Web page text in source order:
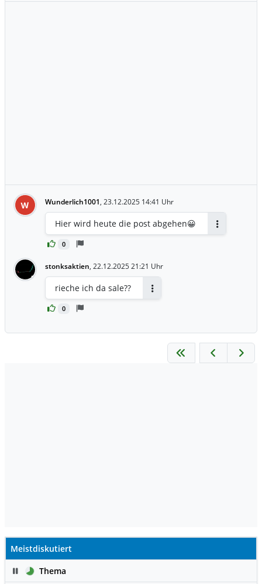
W Wunderlich1001, 23.12.2025 14:41 Uhr
0
Hier wird heute die post abgehen😀
stonksaktien, 22.12.2025 21:21 Uhr
0
rieche ich da sale??
Meistdiskutiert
PauseThema